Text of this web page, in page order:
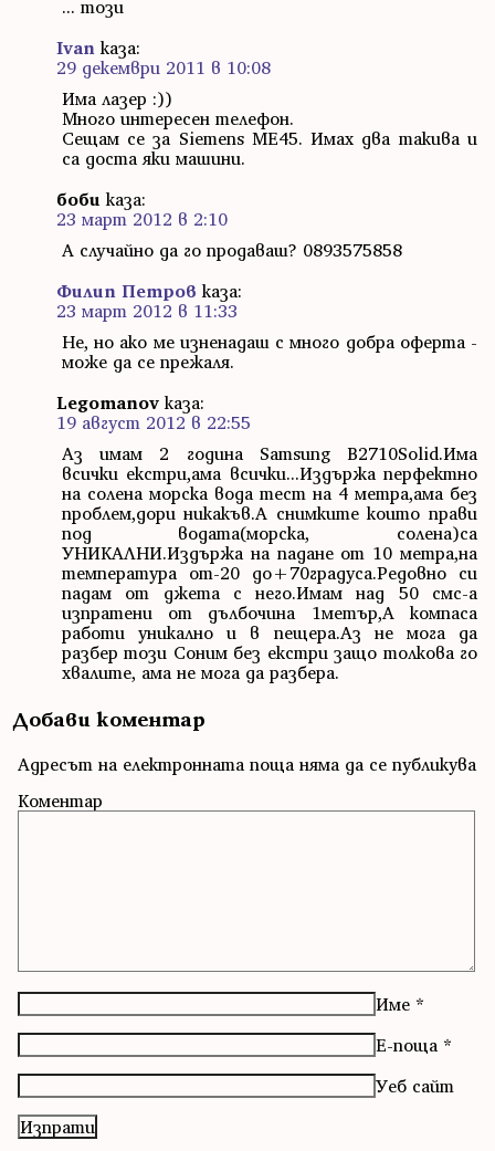
... този
Ivan каза:
29 декември 2011 в 10:08
Има лазер :))
Много интересен телефон.
Сещам се за Siemens ME45. Имах два такива и
са доста яки машини.
боби каза:
23 март 2012 в 2:10
А случайно да го продаваш? 0893575858
Филип Петров каза:
23 март 2012 в 11:33
Не, но ако ме изненадаш с много добра оферта -
може да се прежаля.
Legomanov каза:
19 август 2012 в 22:55
Аз имам 2 година Samsung B2710Solid.Има
всички екстри,ама всички...Издържа перфектно
на солена морска вода тест на 4 метра,ама без
проблем,дори никакъв.А снимките които прави
под водата(морска, солена)са
УНИКАЛНИ.Издържа на падане от 10 метра,на
температура от-20 до+70градуса.Редовно си
падам от джета с него.Имам над 50 смс-а
изпратени от дълбочина 1метър,А компаса
работи уникално и в пещера.Аз не мога да
разбер този Соним без екстри защо толкова го
хвалите, ама не мога да разбера.
Добави коментар
Адресът на електронната поща няма да се публикува
Коментар
Име *
Е-поща *
Уеб сайт